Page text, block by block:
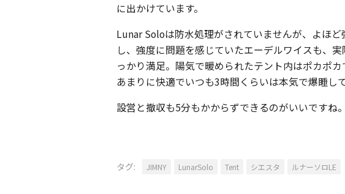
に出かけています。
Lunar Soloは防水処理がされていませんが、よほ
し、強度に問題を感じていたエーデルワイスも、
っかり満足。陽気で暖められたテント内はポカポカ
あまりに快適でいつも3時間くらいは本気で爆睡し
設営と撤収も5分もかからずできるのがいいですね。
タグ: JIMNY LunarSolo Tent シエスタ ルナーソロLE